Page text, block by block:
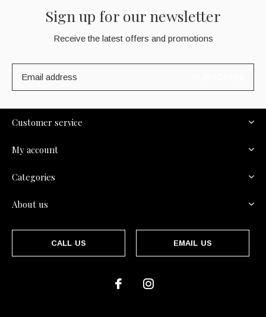
Sign up for our newsletter
Receive the latest offers and promotions
Customer service
My account
Categories
About us
CALL US EMAIL US